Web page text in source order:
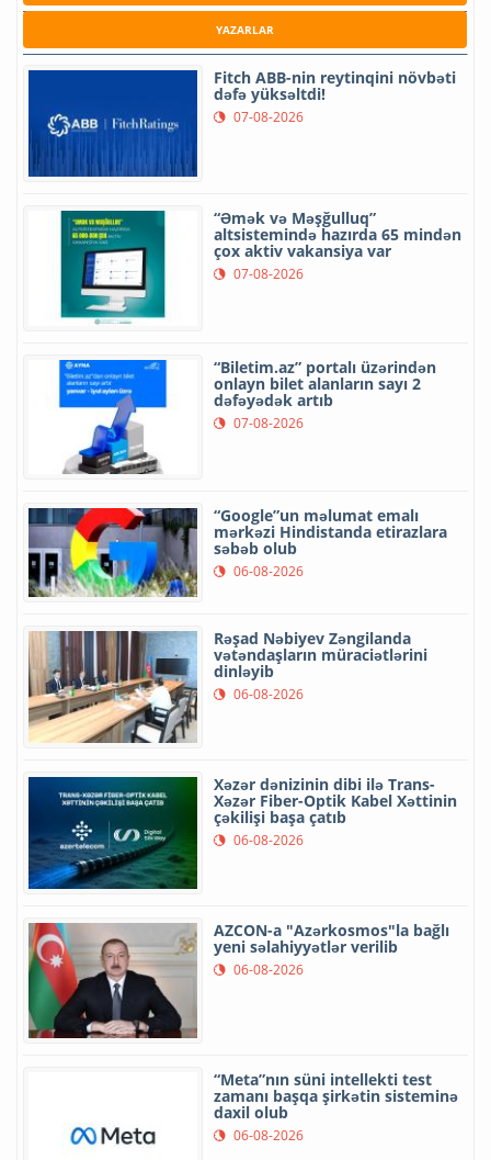
YAZARLAR
Fitch ABB-nin reytinqini növbəti
dəfə yüksəltdi!
07-08-2026
“Əmək və Məşğulluq”
altsistemində hazırda 65 mindən
çox aktiv vakansiya var
07-08-2026
“Biletim.az” portalı üzərindən
onlayn bilet alanların sayı 2
dəfəyədək artıb
07-08-2026
“Google”un məlumat emalı
mərkəzi Hindistanda etirazlara
səbəb olub
06-08-2026
Rəşad Nəbiyev Zəngilanda
vətəndaşların müraciətlərini
dinləyib
06-08-2026
Xəzər dənizinin dibi ilə Trans-
Xəzər Fiber-Optik Kabel Xəttinin
çəkilişi başa çatıb
06-08-2026
AZCON-a "Azərkosmos"la bağlı
yeni səlahiyyətlər verilib
06-08-2026
“Meta”nın süni intellekti test
zamanı başqa şirkətin sisteminə
daxil olub
06-08-2026